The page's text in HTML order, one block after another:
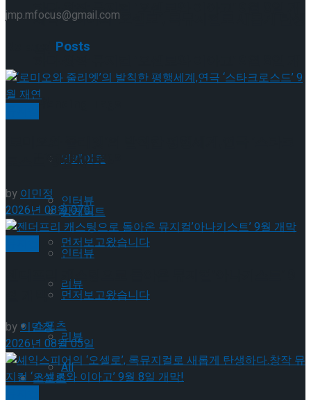
하다.창작 뮤지컬 ‘오셀로와 이아고’ 9월 8일 개
Trending Tags
앙케이트
인터뷰
먼저보고왔습니다
리뷰
스포츠
All
셰익스피어의 ‘오셀로’, 록뮤지컬로 새롭게 탄생
막!
Trending Tags
앙케이트
인터뷰
먼저보고왔습니다
리뷰
스포츠
jmp.mfocus@gmail.com
Posts
로스드’ 9월 재연
by이민정
2026년 08월 07일
젠더프리 캐스팅으로 돌아온 뮤지컬’아나키스트’ 9
by 이민정
2026년 08월 05일